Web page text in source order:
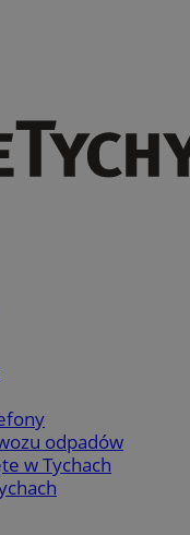
odpadów
w Tychach